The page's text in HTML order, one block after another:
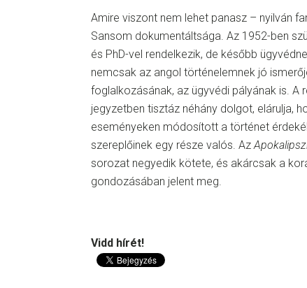
Amire viszont nem lehet panasz – nyilván
Sansom dokumentáltsága. Az 1952-ben
és PhD-vel rendelkezik, de később
nemcsak az angol történelemnek jó
foglalkozásának, az ügyvédi pályának is. A
jegyzetben tisztáz néhány dolgot, elárulja,
eseményeken módosított a történet
szereplőinek egy része valós. Az
sorozat negyedik kötete, és akárcsak a
gondozásában jelent meg.
Vidd hírét!